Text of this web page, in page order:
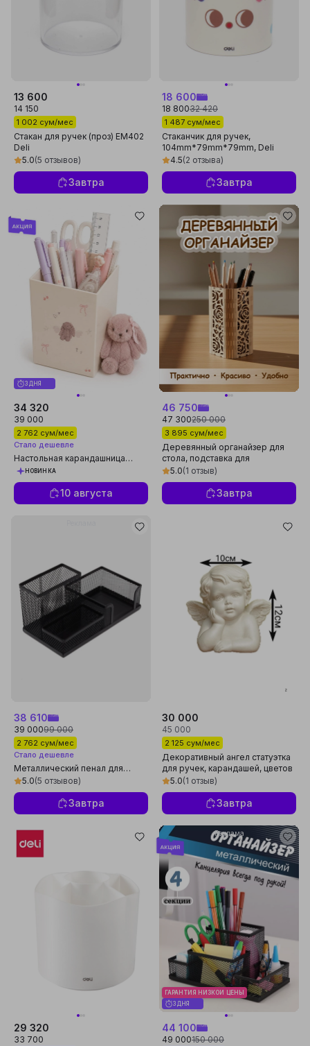
13 600
14 150
1 002 сум/мес
Стакан для ручек (проз) EM402
Deli
5.0(5 отзывов)
Завтра
18 600
18 80032 420
1 487 сум/мес
Стаканчик для ручек,
104mm*79mm*79mm, Deli
EZ450, белый
4.5(2 отзыва)
Завтра
3 ДНЯ
34 320
39 000
2 762 сум/мес
Стало дешевле
Настольная карандашница
Kawaii 1 секция, органайзер для
ручек с зайчиком
НОВИНКА
10 августа
46 750
47 300250 000
3 895 сум/мес
Деревянный органайзер для
стола, подставка для
карандашей и кистей, размер
10х15
5.0(1 отзыв)
Завтра
38 610
39 00099 000
2 762 сум/мес
Стало дешевле
Металлический пенал для
ручек и карандашей
5.0(5 отзывов)
Завтра
30 000
45 000
2 125 сум/мес
Декоративный ангел статуэтка
для ручек, карандашей, цветов
и другого
5.0(1 отзыв)
Завтра
29 320
33 700
Реклама
ГАРАНТИЯ НИЗКОЙ ЦЕНЫ
3 ДНЯ
44 100
49 000150 000